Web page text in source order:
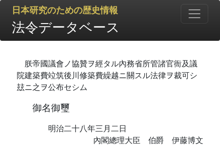
日本研究のための歴史情報
法令データベース
朕帝國議會ノ協贊ヲ經タル內務省所管諸官衙及議
院建築費竝筑後川修築費繰越ニ關スル法律ヲ裁可シ
玆ニ之ヲ公布セシム
御名御璽
明治二十八年三月二日
內閣總理大臣 伯爵 伊藤博文